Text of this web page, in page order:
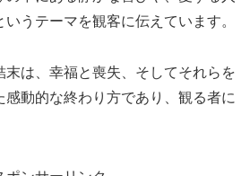
うテーマを観客に伝えています。
末は、幸福と喪失、そしてそれらを
感動的な終わり方であり、観る者に